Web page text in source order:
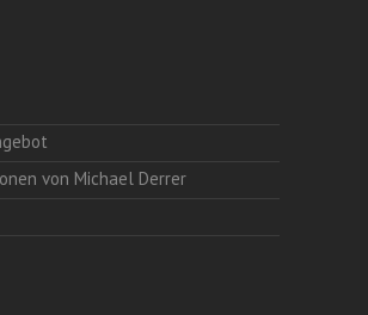
von Michael Derrer